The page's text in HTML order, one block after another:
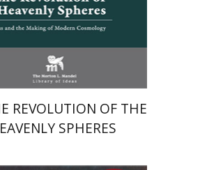
מחיר השקה
REVOLUTION OF THE
SPHERES